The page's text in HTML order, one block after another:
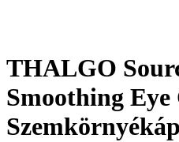
THALGO
Smoothing